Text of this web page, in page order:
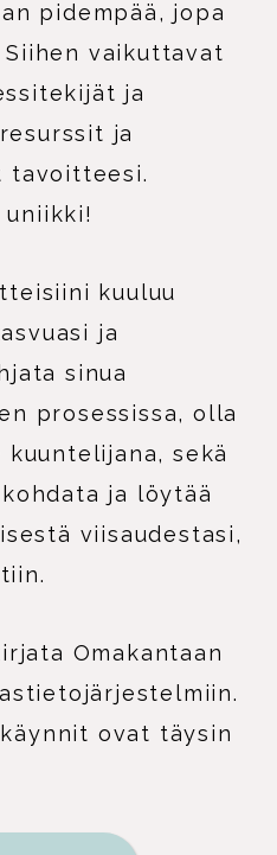
pidempää, jopa
vaikuttavat
ja
ja
tavoitteesi.
uniikki!
kuuluu
ja
sinua
prosessissa, olla
sekä
ja löytää
viisaudestasi,
Omakantaan
ovat täysin